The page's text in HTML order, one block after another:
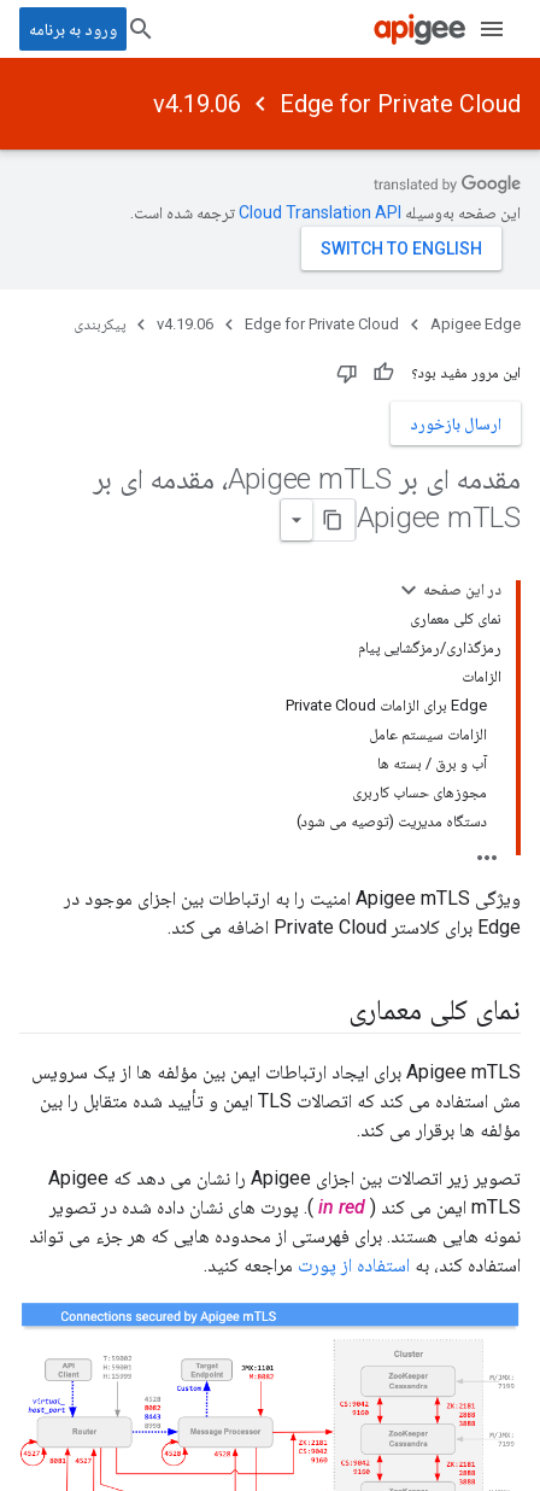
ورود به برنامه
Edge for Private Cloud
v4.19.06
این صفحه به‌وسیله ترجمه شده است.
Apigee Edge
Edge for Private Cloud
v4.19.06 پیکربندی
این مرور مفید بود؟
ارسال بازخورد
مقدمه ای بر Apigee m
TLS، مقدمه ای بر
Apigee mTLS
در این صفحه
نمای کلی معماری
رمزگذاری/رمزگشایی پیام
الزامات
Edge برای الزامات Private Cloud
الزامات سیستم عامل
آب و برق / بسته ها
مجوزهای حساب کاربری
دستگاه مدیریت (توصیه می شود)
ویژگی Apigee mTLS امنیت را به ارتباطات بین اجزای موجود در
Edge برای کلاستر Private Cloud اضافه می کند.
نمای کلی معماری
Apigee mTLS برای ایجاد ارتباطات ایمن بین مؤلفه ها از یک سرویس
مش استفاده می کند که اتصالات TLS ایمن و تأیید شده متقابل را بین
مؤلفه ها برقرار می کند.
تصویر زیر اتصالات بین اجزای Apigee را نشان می دهد که Apigee
mTLS ایمن می کند (
in red ). پورت های نشان داده شده در تصویر
نمونه هایی هستند. برای فهرستی از محدوده هایی که هر جزء می تواند
استفاده کند، به استفاده از پورت مراجعه کنید.